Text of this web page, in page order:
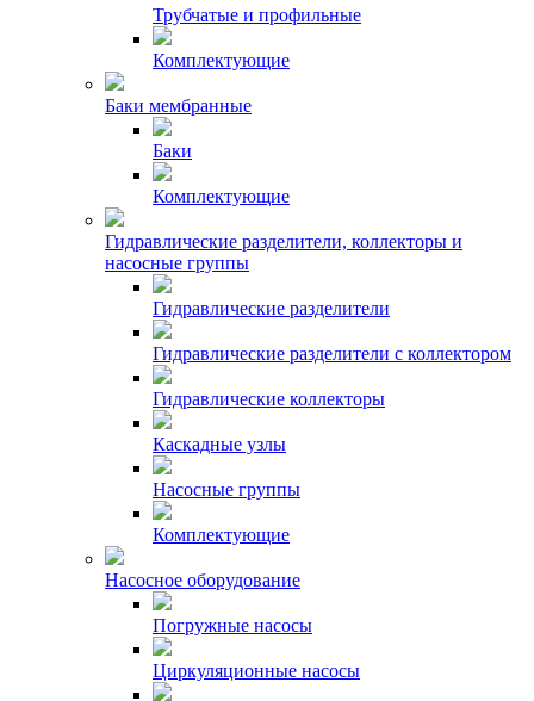
Трубчатые и профильные
Комплектующие
Баки мембранные
Баки
Комплектующие
Гидравлические разделители, коллекторы и
насосные группы
Гидравлические разделители
Гидравлические разделители с коллектором
Гидравлические коллекторы
Каскадные узлы
Насосные группы
Комплектующие
Насосное оборудование
Погружные насосы
Циркуляционные насосы